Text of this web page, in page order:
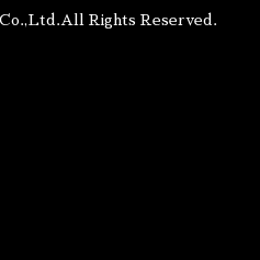
Rights Reserved.